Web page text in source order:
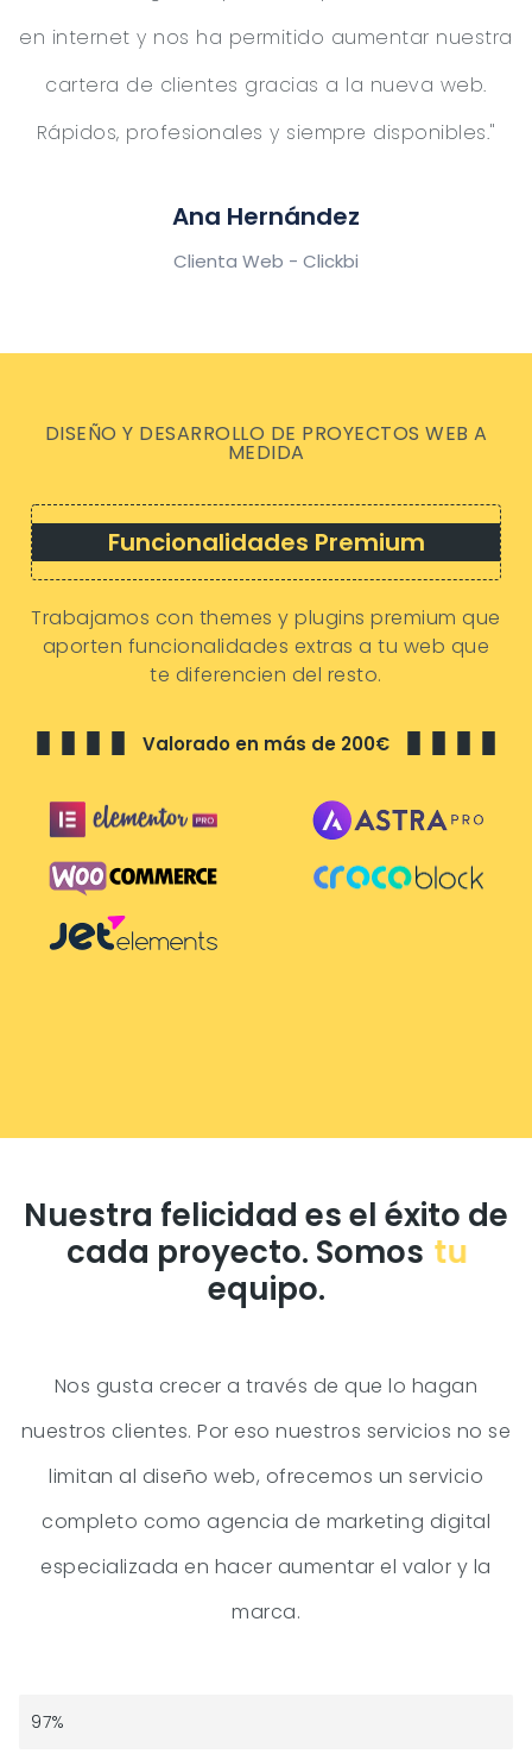
en internet y nos ha permitido aumentar nuestra
cartera de clientes gracias a la nueva web.
Rápidos, profesionales y siempre disponibles."
Ana Hernández
Clienta Web - Clickbi
DISEÑO Y DESARROLLO DE PROYECTOS WEB A
MEDIDA
Funcionalidades Premium
Trabajamos con themes y plugins premium que
aporten funcionalidades extras a tu web que
te diferencien del resto.
Valorado en más de 200€
Nuestra felicidad es el éxito de
cada proyecto. Somos tu
equipo.
Nos gusta crecer a través de que lo hagan
nuestros clientes. Por eso nuestros servicios no se
limitan al diseño web, ofrecemos un servicio
completo como agencia de marketing digital
especializada en hacer aumentar el valor y la
marca.
Presupuestos en menos de 24 horas
97%